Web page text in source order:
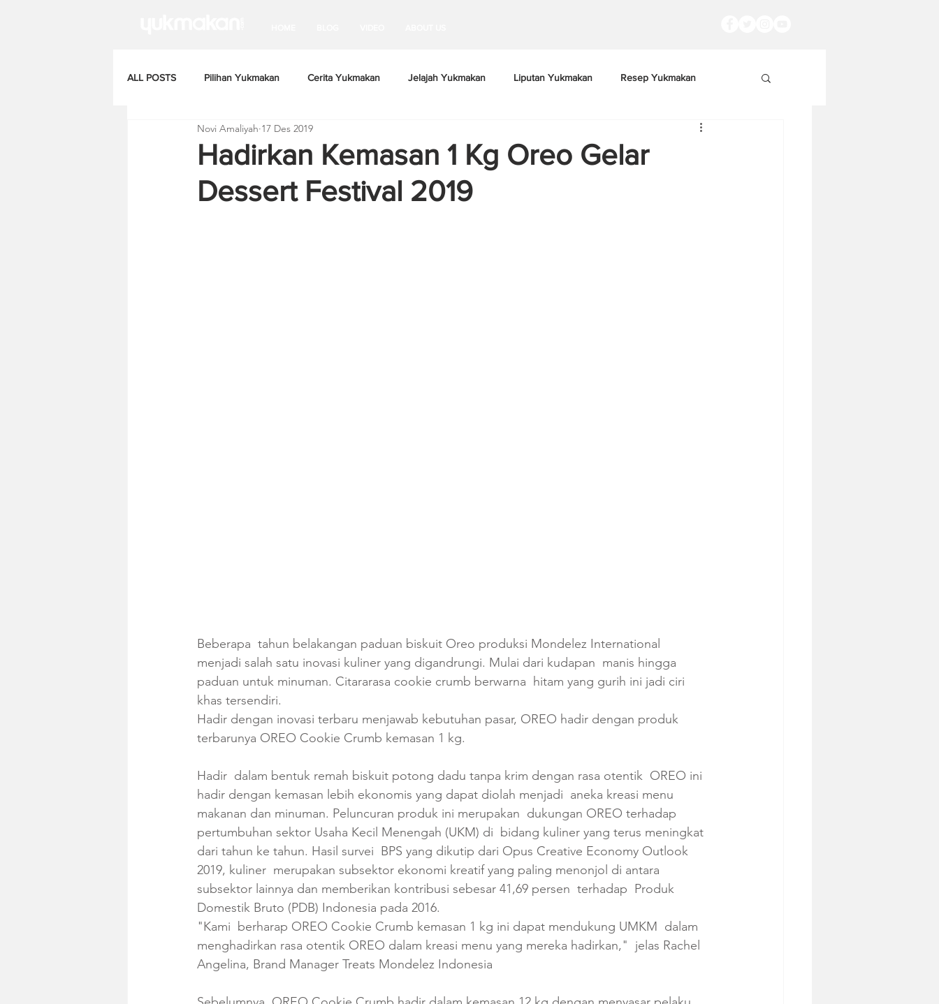
ALL POSTS Pilihan Yukmakan Cerita Yukmakan Jelajah Yukmakan Liputan Yukmakan Resep Yukmakan
Hadirkan Kemasan 1 Kg Oreo Gelar
Dessert Festival 2019
Novi Amaliyah 17 Des 2019
Beberapa  tahun belakangan paduan biskuit Oreo produksi Mondelez International
menjadi salah satu inovasi kuliner yang digandrungi. Mulai dari kudapan  manis hingga
paduan untuk minuman. Citararasa cookie crumb berwarna  hitam yang gurih ini jadi ciri
khas tersendiri.
Hadir dengan inovasi terbaru menjawab kebutuhan pasar, OREO hadir dengan produk
terbarunya OREO Cookie Crumb kemasan 1 kg.
Hadir  dalam bentuk remah biskuit potong dadu tanpa krim dengan rasa otentik  OREO ini
hadir dengan kemasan lebih ekonomis yang dapat diolah menjadi  aneka kreasi menu
makanan dan minuman. Peluncuran produk ini merupakan  dukungan OREO terhadap
pertumbuhan sektor Usaha Kecil Menengah (UKM) di  bidang kuliner yang terus meningkat
dari tahun ke tahun. Hasil survei  BPS yang dikutip dari Opus Creative Economy Outlook
2019, kuliner  merupakan subsektor ekonomi kreatif yang paling menonjol di antara
subsektor lainnya dan memberikan kontribusi sebesar 41,69 persen  terhadap  Produk
Domestik Bruto (PDB) Indonesia pada 2016.
"Kami  berharap OREO Cookie Crumb kemasan 1 kg ini dapat mendukung UMKM  dalam
menghadirkan rasa otentik OREO dalam kreasi menu yang mereka hadirkan,"  jelas Rachel
Angelina, Brand Manager Treats Mondelez Indonesia